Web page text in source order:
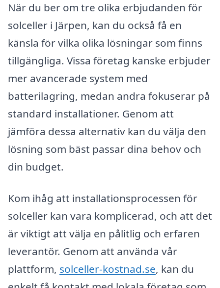
När du ber om tre olika erbjudanden för
solceller i Järpen, kan du också få en
känsla för vilka olika lösningar som finns
tillgängliga. Vissa företag kanske erbjuder
mer avancerade system med
batterilagring, medan andra fokuserar på
standard installationer. Genom att
jämföra dessa alternativ kan du välja den
lösning som bäst passar dina behov och
din budget.
Kom ihåg att installationsprocessen för
solceller kan vara komplicerad, och att det
är viktigt att välja en pålitlig och erfaren
leverantör. Genom att använda vår
plattform, solceller-kostnad.se, kan du